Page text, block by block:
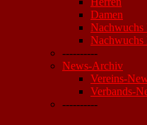
Damen
Nachwuchs
Nachwuchs
----------
News-Archiv
Vereins-
Verbands-
----------